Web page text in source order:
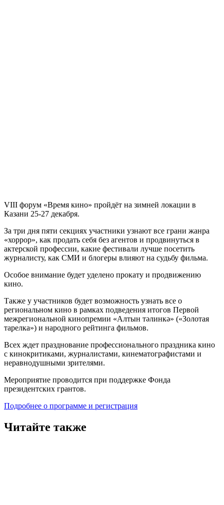
VIII форум «Время кино» пройдёт на зимней локации в
Казани 25-27 декабря.
За три дня пяти секциях участники узнают все грани жанра
«хоррор», как продать себя без агентов и продвинуться в
актерской профессии, какие фестивали лучше посетить
журналисту, как СМИ и блогеры влияют на судьбу фильма.
Особое внимание будет уделено прокату и продвижению
кино.
Также у участников будет возможность узнать все о
региональном кино в рамках подведения итогов Первой
межрегиональной кинопремии «Алтын тәлинкә» («Золотая
тарелка») и народного рейтинга фильмов.
Всех ждет празднование профессионального праздника кино
с кинокритиками, журналистами, кинематографистами и
неравнодушными зрителями.
Мероприятие проводится при поддержке Фонда
президентских грантов.
Подробнее о программе и регистрация
Читайте также